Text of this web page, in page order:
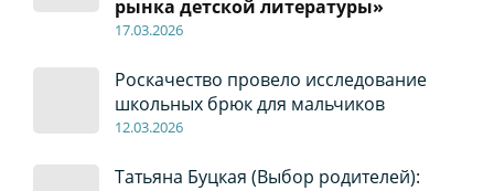
рынка детской литературы»
17.03.2026
Роскачество провело исследование
школьных брюк для мальчиков
12.03.2026
Татьяна Буцкая (Выбор родителей):